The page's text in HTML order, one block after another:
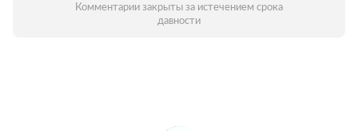
Комментарии закрыты за истечением срока
давности